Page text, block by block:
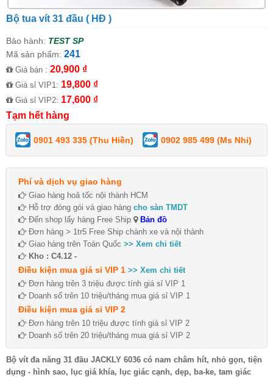
Bộ tua vít 31 đầu ( HĐ )
Bảo hành: TEST SP
Mã sản phẩm: 241
Giá bán : 20,900 ₫
Giá sỉ VIP1: 19,800 ₫
Giá sỉ VIP2: 17,600 ₫
Tạm hết hàng
0901 493 335 (Thu Hiền) 0902 985 499 (Ms Nhi)
Phí và dịch vụ giao hàng
Giao hàng hoả tốc nội thành HCM
Hỗ trợ đóng gói và giao hàng cho sàn TMDT
Đến shop lấy hàng Free Ship
Bản đồ
Đơn hàng > 1tr5 Free Ship chành xe và nội thành
Giao hàng trên Toàn Quốc >> Xem chi tiết
Kho : C4.12 -
Điều kiện mua giá sỉ VIP 1 >> Xem chi tiết
Đơn hàng trên 3 triệu được tính giá sỉ VIP 1
Doanh số trên 10 triệu/tháng mua giá sỉ VIP 1
Điều kiện mua giá sỉ VIP 2
Đơn hàng trên 10 triệu được tính giá sỉ VIP 2
Doanh số trên 20 triệu/tháng mua giá sỉ VIP 2
Bộ vít đa năng 31 đầu JACKLY 6036 có nam châm hít, nhỏ gọn, tiện
dụng - hình sao, lục giá khía, lục giác cạnh, dẹp, ba-ke, tam giác